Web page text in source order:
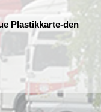
Plastikkarte-den